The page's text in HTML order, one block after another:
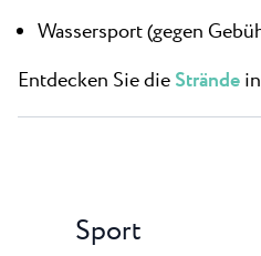
Wassersport (gegen
Entdecken Sie dieStrände
Sport